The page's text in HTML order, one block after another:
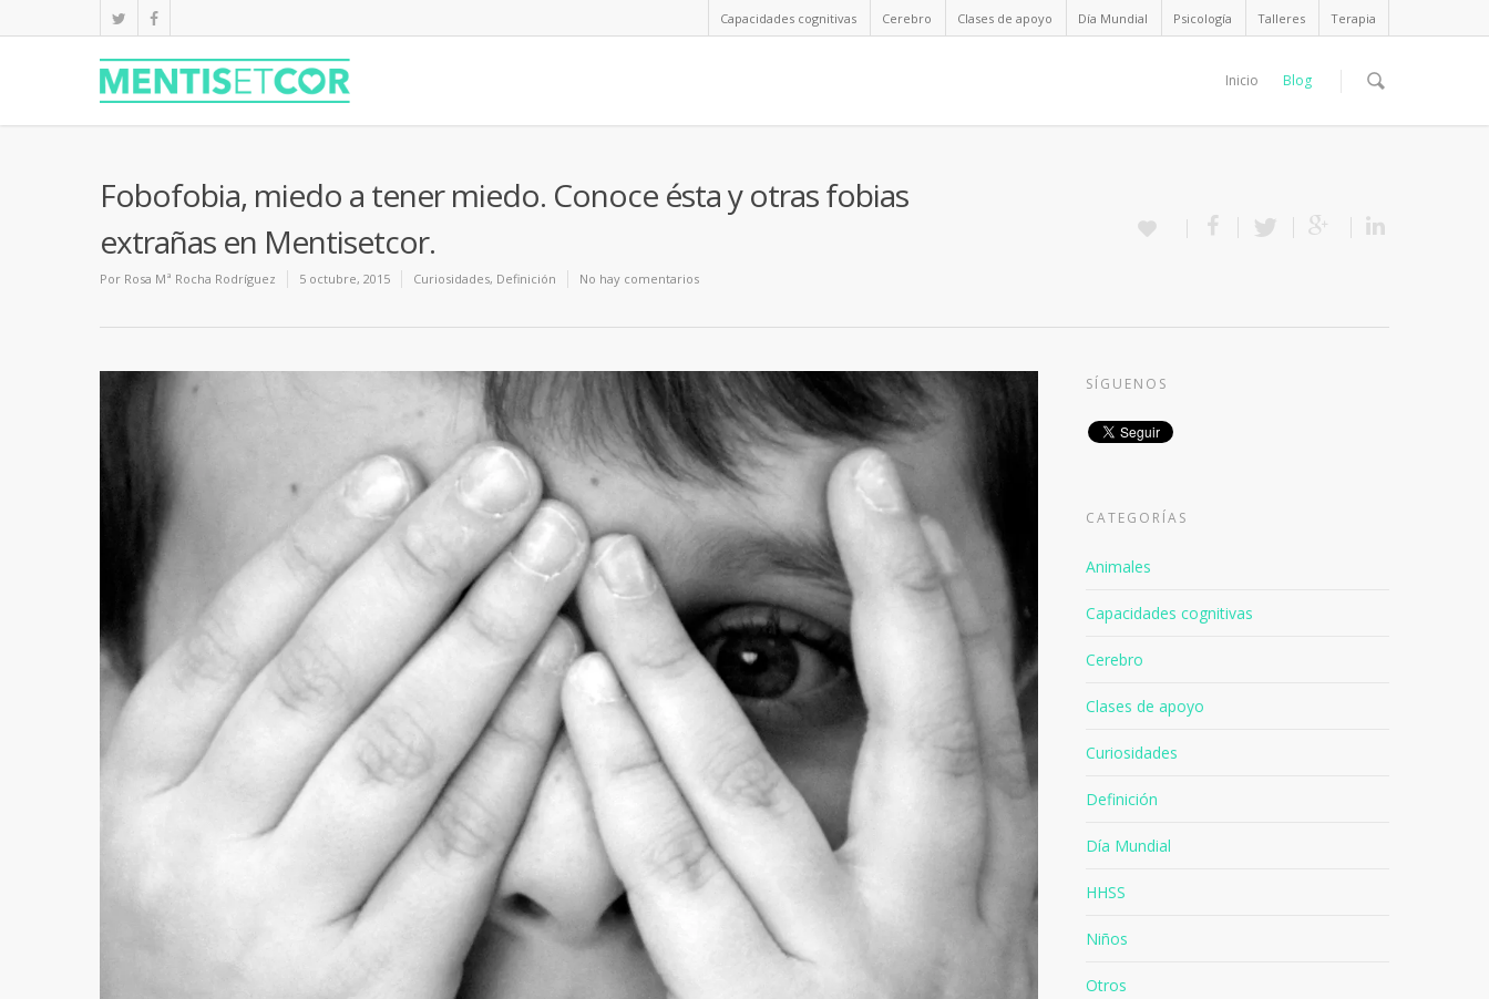
Capacidades cognitivas Cerebro Clases de apoyo Día Mundial Psicología Talleres Terapia
Inicio Blog
Fobofobia, miedo a tener miedo. Conoce ésta y otras fobias
extrañas en Mentisetcor.
Por Rosa Mª Rocha Rodríguez 5 octubre, 2015 Curiosidades, Definición No hay comentarios
SÍGUENOS
CATEGORÍAS
Animales
Capacidades cognitivas
Cerebro
Clases de apoyo
Curiosidades
Definición
Día Mundial
HHSS
Niños
Otros